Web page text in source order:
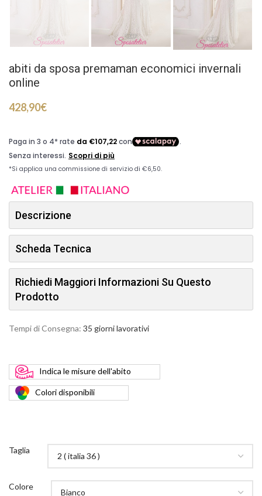
abiti da sposa premaman economici invernali
online
428,90€
Descrizione
Scheda Tecnica
Richiedi Maggiori Informazioni Su Questo
Prodotto
Tempi di Consegna: 35 giorni lavorativi
Indica le misure dell'abito
Coloridisponibili
Taglia
Colore